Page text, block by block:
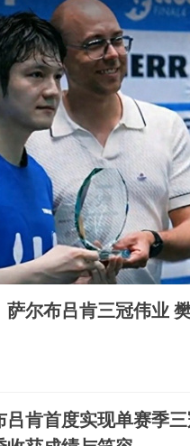
尔布吕肯三冠伟业
吕肯首度实现单赛季